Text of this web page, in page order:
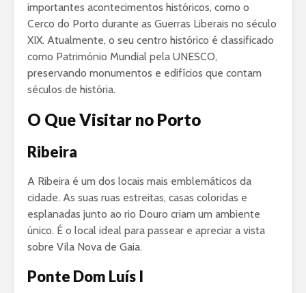
importantes acontecimentos históricos, como o
Cerco do Porto durante as Guerras Liberais no século
XIX. Atualmente, o seu centro histórico é classificado
como Património Mundial pela UNESCO,
preservando monumentos e edifícios que contam
séculos de história.
O Que Visitar no Porto
Ribeira
A Ribeira é um dos locais mais emblemáticos da
cidade. As suas ruas estreitas, casas coloridas e
esplanadas junto ao rio Douro criam um ambiente
único. É o local ideal para passear e apreciar a vista
sobre Vila Nova de Gaia.
Ponte Dom Luís I